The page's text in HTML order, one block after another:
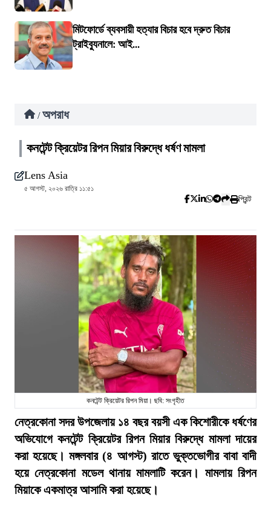
মিটফোর্ডে ব্যবসায়ী হত্যার বিচার হবে দ্রুত বিচার
ট্রাইব্যুনালে: আই...
/ অপরাধ
কনটেন্ট ক্রিয়েটর রিপন মিয়ার বিরুদ্ধে ধর্ষণ মামলা
Lens Asia
৫ আগস্ট, ২০২৬ রাত্রি ১১:৫১
প্রিন্ট
কনটেন্ট ক্রিয়েটর রিপন মিয়া। ছবি: সংগৃহীত
নেত্রকোনা সদর উপজেলায় ১৪ বছর বয়সী এক কিশোরীকে ধর্ষণের
অভিযোগে কনটেন্ট ক্রিয়েটর রিপন মিয়ার বিরুদ্ধে মামলা দায়ের
করা হয়েছে। মঙ্গলবার (৪ আগস্ট) রাতে ভুক্তভোগীর বাবা বাদী
হয়ে নেত্রকোনা মডেল থানায় মামলাটি করেন। মামলায় রিপন
মিয়াকে একমাত্র আসামি করা হয়েছে।